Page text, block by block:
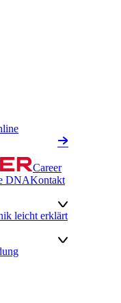
Career
DNAKontakt
leicht erklärt